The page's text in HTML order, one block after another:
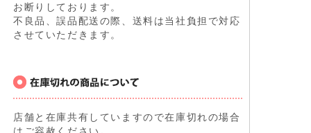
お断りしております。
不良品、誤品配送の際、送料は当社負担で対応
させていただきます。
店舗と在庫共有していますので在庫切れの場合